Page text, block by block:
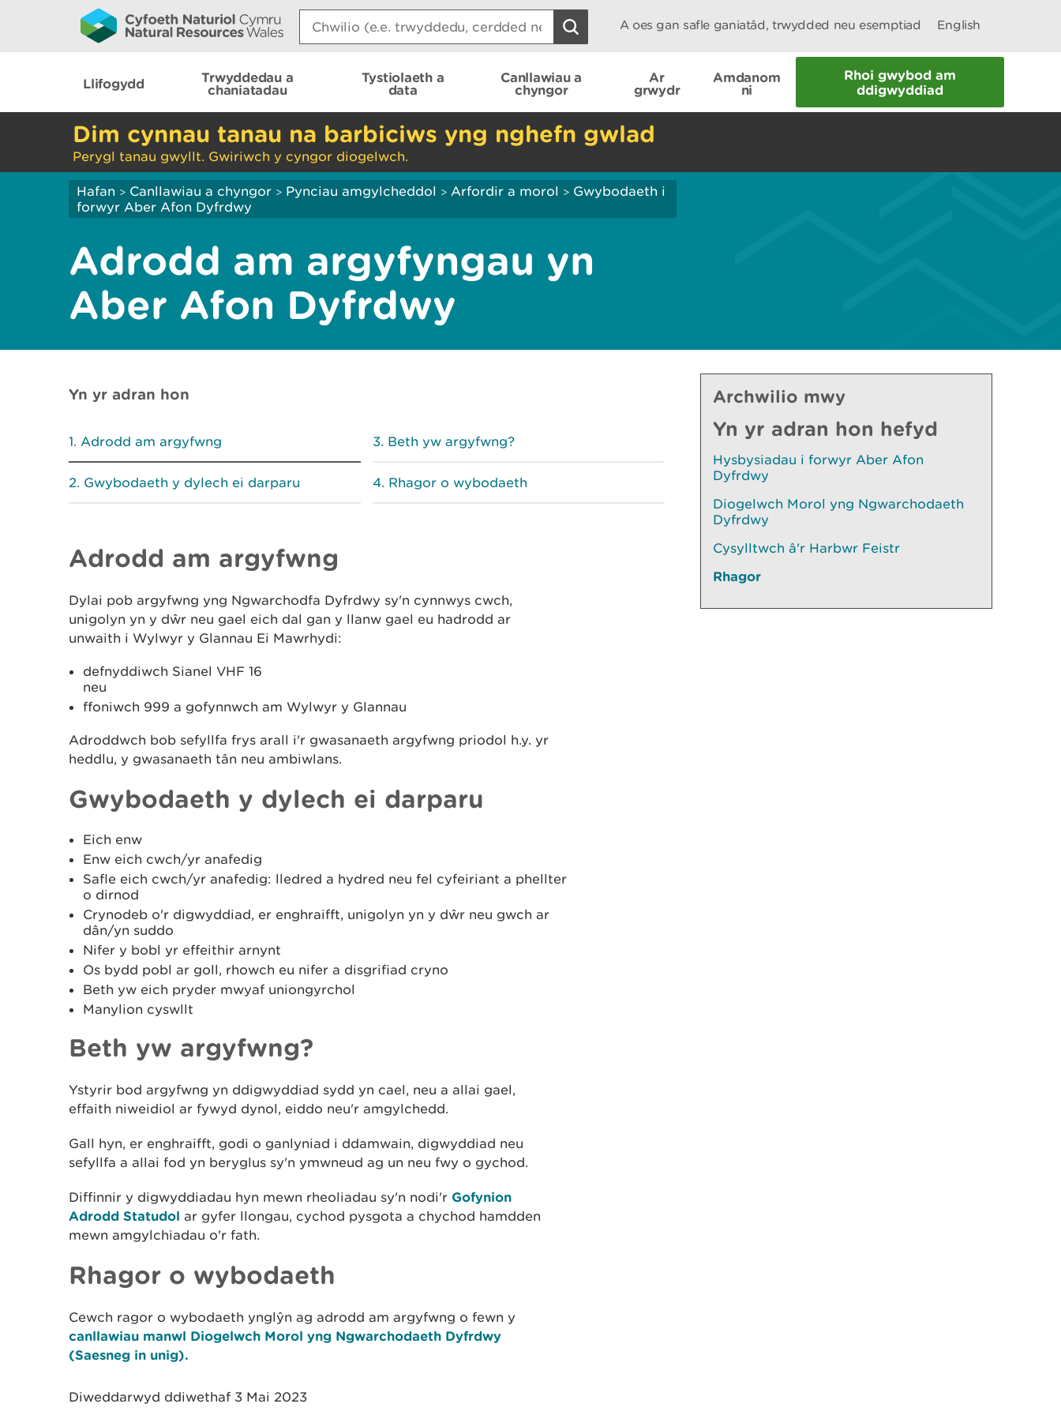
Search:
A oes gan safle ganiatâd, trwydded neu esemptiad English
Llifogydd
Trwyddedau a
chaniatadau
Tystiolaeth a
data
Canllawiau a
chyngor
Ar
grwydr
Amdanom
ni
Rhoi gwybod am
ddigwyddiad
Dim cynnau tanau na barbiciws yng nghefn gwlad
Perygl tanau gwyllt. Gwiriwch y cyngor diogelwch.
Hafan > Canllawiau a chyngor > Pynciau amgylcheddol > Arfordir a morol > Gwybodaeth i
forwyr Aber Afon Dyfrdwy
Adrodd am argyfyngau yn
Aber Afon Dyfrdwy
Yn yr adran hon
Adrodd am argyfwng
Gwybodaeth y dylech ei darparu
Beth yw argyfwng?
Rhagor o wybodaeth
Adrodd am argyfwng
Dylai pob argyfwng yng Ngwarchodfa Dyfrdwy sy'n cynnwys cwch,
unigolyn yn y dŵr neu gael eich dal gan y llanw gael eu hadrodd ar
unwaith i Wylwyr y Glannau Ei Mawrhydi:
defnyddiwch Sianel VHF 16
neu
ffoniwch 999 a gofynnwch am Wylwyr y Glannau
Adroddwch bob sefyllfa frys arall i'r gwasanaeth argyfwng priodol h.y. yr
heddlu, y gwasanaeth tân neu ambiwlans.
Gwybodaeth y dylech ei darparu
Eich enw
Enw eich cwch/yr anafedig
Safle eich cwch/yr anafedig: lledred a hydred neu fel cyfeiriant a phellter
o dirnod
Crynodeb o'r digwyddiad, er enghraifft, unigolyn yn y dŵr neu gwch ar
dân/yn suddo
Nifer y bobl yr effeithir arnynt
Os bydd pobl ar goll, rhowch eu nifer a disgrifiad cryno
Beth yw eich pryder mwyaf uniongyrchol
Manylion cyswllt
Beth yw argyfwng?
Ystyrir bod argyfwng yn ddigwyddiad sydd yn cael, neu a allai gael,
effaith niweidiol ar fywyd dynol, eiddo neu'r amgylchedd.
Gall hyn, er enghraifft, godi o ganlyniad i ddamwain, digwyddiad neu
sefyllfa a allai fod yn beryglus sy'n ymwneud ag un neu fwy o gychod.
Diffinnir y digwyddiadau hyn mewn rheoliadau sy'n nodi'r Gofynion
Adrodd Statudol ar gyfer llongau, cychod pysgota a chychod hamdden
mewn amgylchiadau o'r fath.
Rhagor o wybodaeth
Cewch ragor o wybodaeth ynglŷn ag adrodd am argyfwng o fewn y
canllawiau manwl Diogelwch Morol yng Ngwarchodaeth Dyfrdwy
(Saesneg in unig).
Archwilio mwy
Yn yr adran hon hefyd
Hysbysiadau i forwyr Aber Afon
Dyfrdwy
Diogelwch Morol yng Ngwarchodaeth
Dyfrdwy
Cysylltwch â'r Harbwr Feistr
Rhagor
Diweddarwyd ddiwethaf 3 Mai 2023